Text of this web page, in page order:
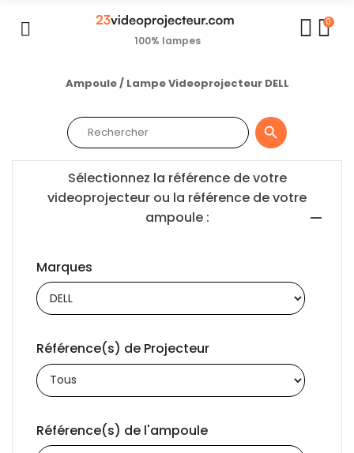
100% lampes
0
Ampoule / Lampe Videoprojecteur DELL

Sélectionnez la référence de votre
videoprojecteur ou la référence de votre
ampoule :
Marques
Référence(s) de Projecteur
Référence(s) de l'ampoule